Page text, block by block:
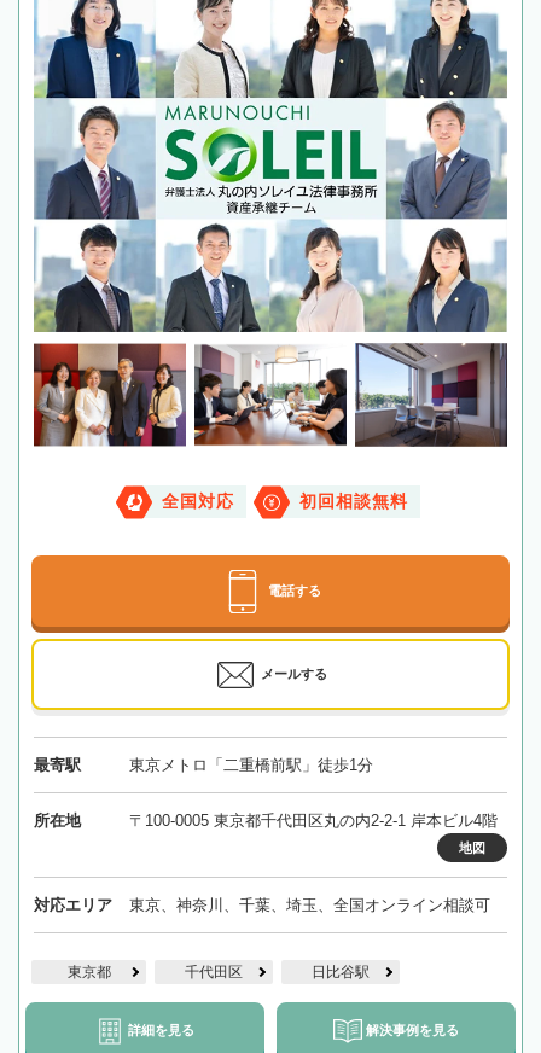
全国対応 初回相談無料
電話する
メールする
最寄駅 東京メトロ「二重橋前駅」徒歩1分
所在地 〒100-0005 東京都千代田区丸の内2-2-1 岸本ビル4階
地図
対応エリア 東京、神奈川、千葉、埼玉、全国オンライン相談可
東京都 千代田区 日比谷駅
詳細を見る 解決事例を見る